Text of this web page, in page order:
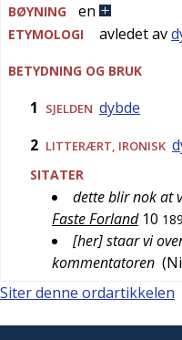
BØYNING en
ETYMOLOGI avledet av
BETYDNING OG BRUK
1 SJELDEN dybde
2 LITTERÆRT, IRONISK
SITATER
dette blir nok at
Faste Forland 10
[her] staar vi
kommentatoren (
Siter denne ordartikkelen